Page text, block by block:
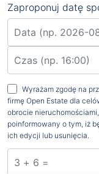
Zaproponuj datę
Wyrażam zgodę na
firmę Open Estate dla
obrocie
poinformowany o tym, iż
ich edycji lub usunięcia.